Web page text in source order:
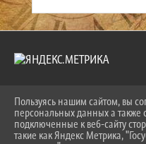
2026 Г. NOGINSK-
ВХОД
КАРТА САЙТА
Пользуясь нашим сайтом, вы
персональных данных а также
подключенные к веб-сайту
такие как Яндекс Метрика,